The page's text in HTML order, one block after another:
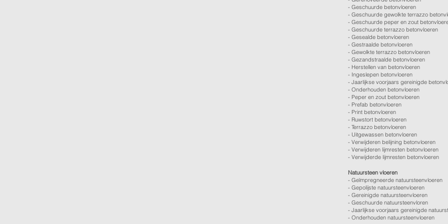
-Geschuurde betonvloeren
-Geschuurde gewolkte terrazzo
-Geschuurde peper en zout
-Geschuurde terrazzo betonvloeren
-Gesealde betonvloeren
-Gestraalde betonvloeren
-Gewolkte terrazzo betonvloeren
-Gezandstraalde betonvloeren
- Herstellen van betonvloeren
- Ingeslepen betonvloeren
-Jaarlijkse voorjaars gereinigde
-Onderhouden betonvloeren
- Peper en zout betonvloeren
- Prefab betonvloeren
- Print betonvloeren
- Ruwstort betonvloeren
-Terrazzo betonvloeren
- Uitgewassen betonvloeren
-Verwijderen belijning betonvloeren
-Verwijderen lijmresten betonvloeren
- Verwijderde lijmresten betonvloeren
Natuursteen vloeren
- Geïmpregneerde natuursteenvloeren
- Gepolijste natuursteenvloeren
- Gereinigde natuursteenvloeren
- Geschuurde natuursteenvloren
- Jaarlijkse voorjaars gereinigde
- Onderhouden natuursteenvloeren